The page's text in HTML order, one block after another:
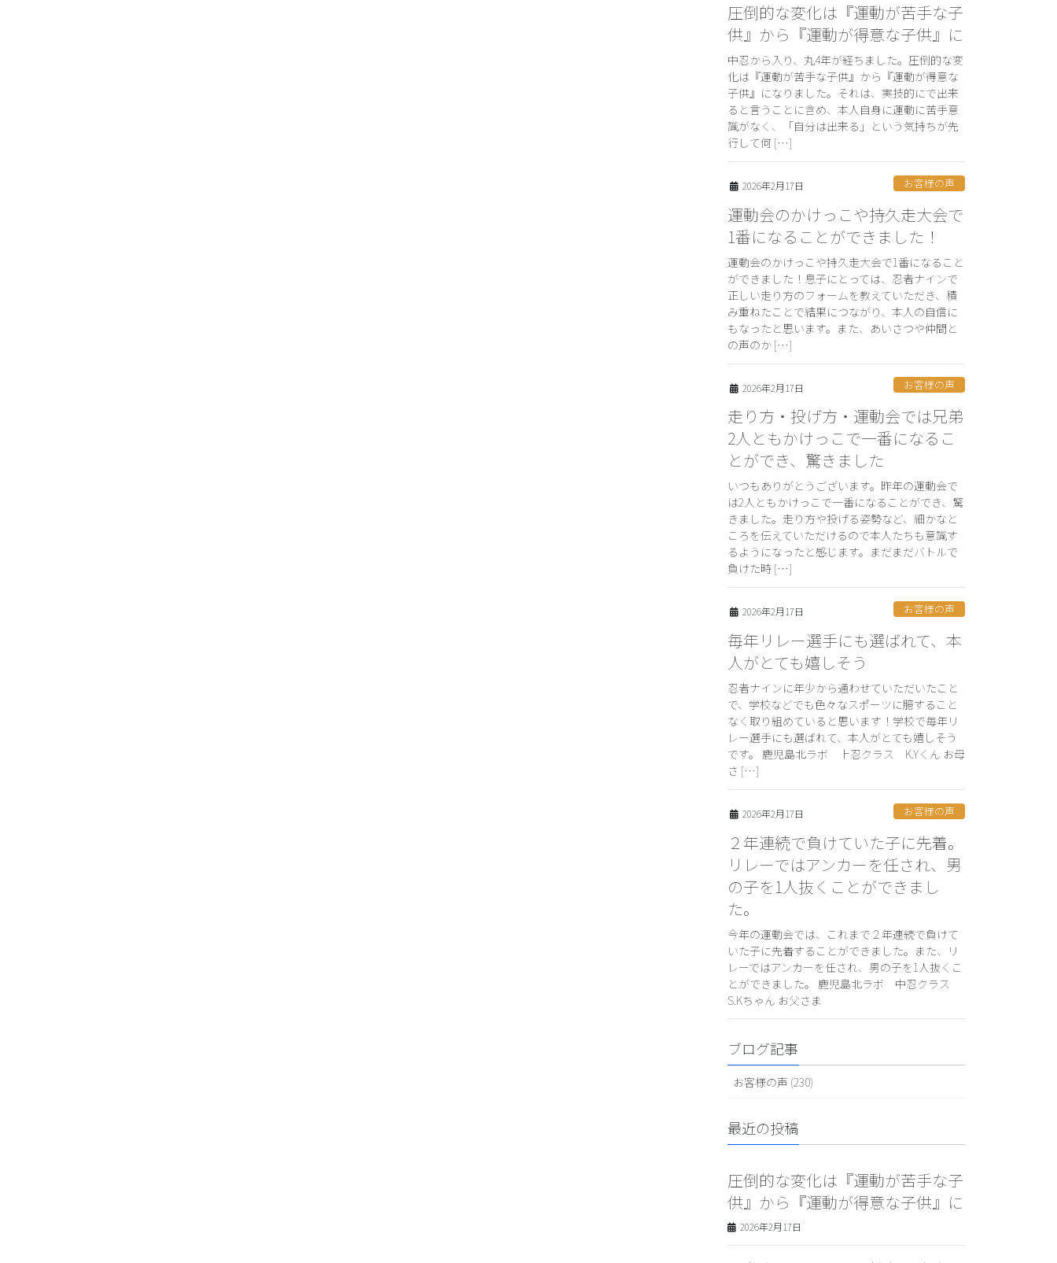
圧倒的な変化は『運動が苦手な子
供』から『運動が得意な子供』に
中忍から入り、丸4年が経ちました。圧倒的な変
化は『運動が苦手な子供』から『運動が得意な
子供』になりました。それは、実技的にで出来
ると言うことに含め、本人自身に運動に苦手意
識がなく、「自分は出来る」という気持ちが先
行して何 […]
2026年2月17日 お客様の声
運動会のかけっこや持久走大会で
1番になることができました！
運動会のかけっこや持久走大会で1番になること
ができました！息子にとっては、忍者ナインで
正しい走り方のフォームを教えていただき、積
み重ねたことで結果につながり、本人の自信に
もなったと思います。また、あいさつや仲間と
の声のか […]
2026年2月17日 お客様の声
走り方・投げ方・運動会では兄弟
2人ともかけっこで一番になるこ
とができ、驚きました
いつもありがとうございます。昨年の運動会で
は2人ともかけっこで一番になることができ、驚
きました。走り方や投げる姿勢など、細かなと
ころを伝えていただけるので本人たちも意識す
るようになったと感じます。まだまだバトルで
負けた時 […]
2026年2月17日 お客様の声
毎年リレー選手にも選ばれて、本
人がとても嬉しそう
忍者ナインに年少から通わせていただいたこと
で、学校などでも色々なスポーツに臆すること
なく取り組めていると思います！学校で毎年リ
レー選手にも選ばれて、本人がとても嬉しそう
です。 鹿児島北ラボ 上忍クラス K.Yくん お母
さ […]
2026年2月17日 お客様の声
２年連続で負けていた子に先着。
リレーではアンカーを任され、男
の子を1人抜くことができまし
た。
今年の運動会では、これまで２年連続で負けて
いた子に先着することができました。また、リ
レーではアンカーを任され、男の子を1人抜くこ
とができました。 鹿児島北ラボ 中忍クラス
S.Kちゃん お父さま
ブログ記事
お客様の声 (230)
最近の投稿
圧倒的な変化は『運動が苦手な子
供』から『運動が得意な子供』に
2026年2月17日